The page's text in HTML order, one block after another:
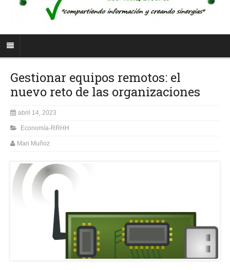
Gestionar equipos remotos: el
nuevo reto de las organizaciones
abril 14, 2023
Economía-RRHH
Mari Muñoz